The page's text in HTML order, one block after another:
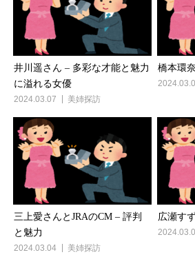
井川遥さん – 多彩な才能と魅力
に溢れる女優
2024.03.07 美姉探訪
橋本環
三上愛さんとJRAのCM – 評判
と魅力
2024.03.04 美姉探訪
広瀬す